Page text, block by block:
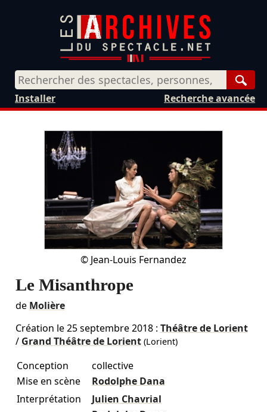
Recherche avancée
Installer
© Jean-Louis Fernandez
Le Misanthrope
de Molière
Création le25 septembre 2018: Théâtre de Lorient
/ Grand Théâtre de Lorient(Lorient)
Conception
collective
Mise en scène
Rodolphe Dana
Interprétation
Julien Chavrial